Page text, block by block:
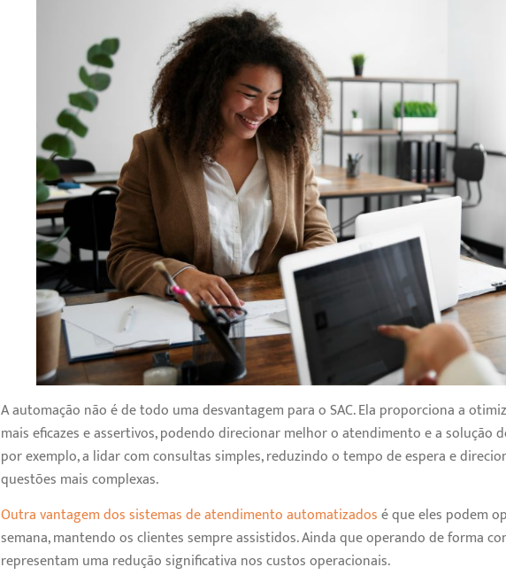
A automação não é de todo uma desvantagem para o SAC. Ela proporciona a
mais eficazes e assertivos, podendo direcionar melhor o atendimento e a solução
por exemplo, a lidar com consultas simples, reduzindo o tempo de espera e
questões mais complexas.
Outra vantagem dos sistemas de atendimento automatizadosé que eles podem
semana, mantendo os clientes sempre assistidos. Ainda que operando de forma
representam uma redução significativa nos custos operacionais.